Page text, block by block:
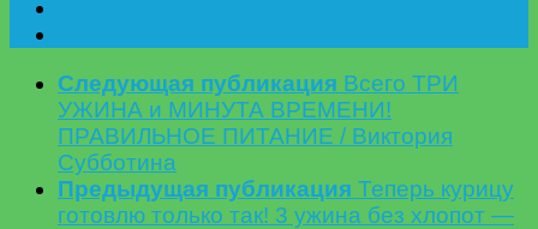
Следующая публикация Всего ТРИ
УЖИНА и МИНУТА ВРЕМЕНИ!
ПРАВИЛЬНОЕ ПИТАНИЕ / Виктория
Субботина
Предыдущая публикация Теперь курицу
готовлю только так! 3 ужина без хлопот —